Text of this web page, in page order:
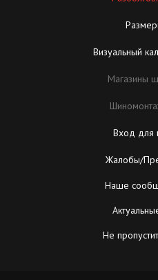
Визуальный
Магазины
Вход для
Жалобы/
Наше
Не